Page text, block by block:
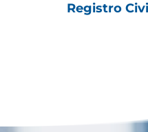
Registro